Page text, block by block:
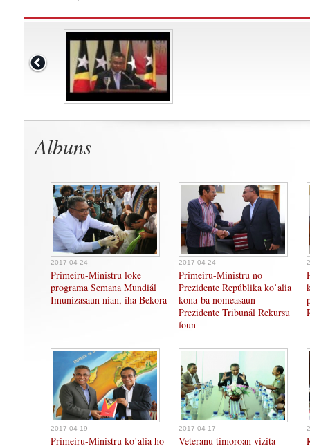
Albuns
2017-04-24
Primeiru-Ministru loke
programa Semana Mundiál
Imunizasaun nian, iha Bekora
2017-04-24
Primeiru-Ministru no
Prezidente Repúblika ko’alia
kona-ba nomeasaun
Prezidente Tribunál Rekursu
foun
2017-04-19
Primeiru-Ministru ko’alia ho
2017-04-17
Veteranu timoroan vizita